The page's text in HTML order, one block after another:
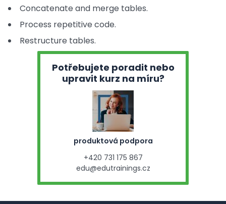
Concatenate and merge tables.
Process repetitive code.
Restructure tables.
Potřebujete poradit nebo
upravit kurz na míru?
produktová podpora
+420 731 175 867
edu@edutrainings.cz